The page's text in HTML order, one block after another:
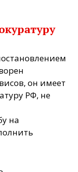
он имеет
РФ, не
на